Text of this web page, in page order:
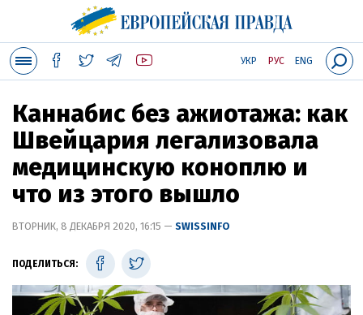
УКР РУС ENG
Каннабис без ажиотажа: как
Швейцария легализовала
медицинскую коноплю и
что из этого вышло
ВТОРНИК, 8 ДЕКАБРЯ 2020, 16:15 — SWISSINFO
ПОДЕЛИТЬСЯ: